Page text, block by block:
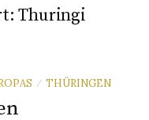
Thuringi
/ THÜRINGEN